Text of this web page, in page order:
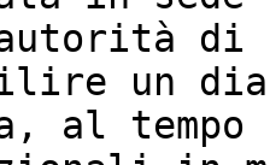
di
un
al